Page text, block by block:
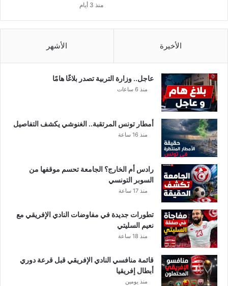
منذ 3 أيام
الأخيرة الأشهر
عاجل.. وزارة التربية تصدر بلاغًا هامًا
منذ 6 ساعات
أمطار تونس المرتقبة.. الغنوشي يكشف التفاصيل
منذ 16 ساعة
رادس أم الخارج؟ الجامعة تحسم موقفها من
السوبر التونسي
منذ 17 ساعة
تطورات جديدة في مفاوضات النادي الإفريقي مع
نعيم السليتي
منذ 18 ساعة
قائمة منافسي النادي الإفريقي قبل قرعة دوري
أبطال إفريقيا
منذ يومين